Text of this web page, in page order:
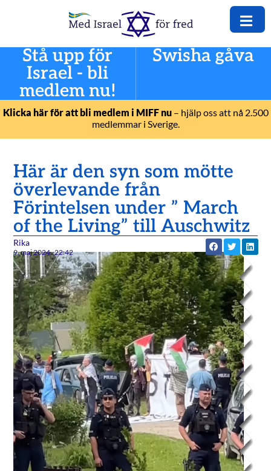
Stå upp för
Israel - bli
medlem nu!
Swisha gåva
Klicka här för att bli medlem i MIFF nu– hjälp oss att nå 2.500
medlemmar i Sverige.
Här är den syn som mötte
överlevande från
Förintelsen under ” March
of the Living” till Auschwitz
Rika
9. maj 2024 22:42